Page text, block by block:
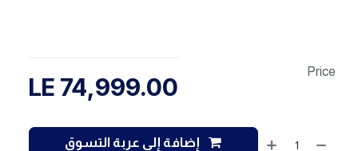
إضافة إلى عربة التسوق
Price
74,999.00